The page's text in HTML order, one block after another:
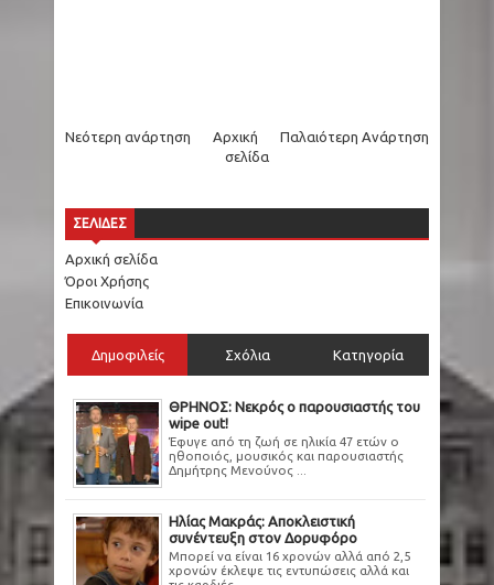
Νεότερη ανάρτηση Παλαιότερη Ανάρτηση
Αρχική
σελίδα
ΣΕΛΙΔΕΣ
Αρχική σελίδα
Όροι Χρήσης
Επικοινωνία
Δημοφιλείς Σχόλια Κατηγορία
ΘΡΗΝΟΣ: Νεκρός ο παρουσιαστής του
wipe out!
Έφυγε από τη ζωή σε ηλικία 47 ετών ο
ηθοποιός, μουσικός και παρουσιαστής
Δημήτρης Μενούνος ...
Ηλίας Μακράς: Αποκλειστική
συνέντευξη στον Δορυφόρο
Μπορεί να είναι 16 χρονών αλλά από 2,5
χρονών έκλεψε τις εντυπώσεις αλλά και